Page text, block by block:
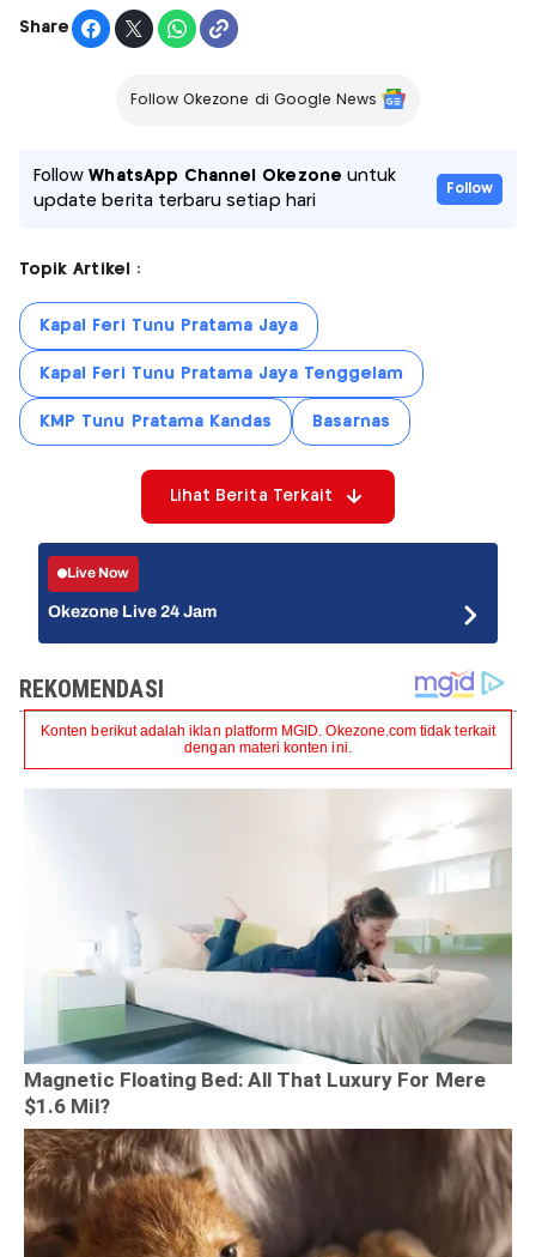
Share
Follow Okezone di Google News
FollowWhatsApp Channel Okezone untuk
update berita terbaru setiap hari
Follow
Topik Artikel :
Kapal Feri Tunu Pratama Jaya
Kapal Feri Tunu Pratama Jaya Tenggelam
KMP Tunu Pratama Kandas Basarnas
Lihat Berita Terkait
Live Now
Okezone Live 24 Jam